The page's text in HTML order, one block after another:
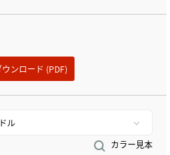
ンロード (PDF)
カラー見本